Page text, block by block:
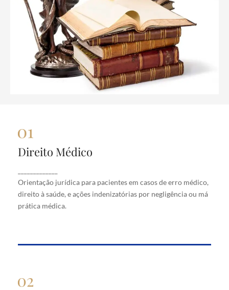
Direito Médico
Orientação jurídica para pacientes em casos de erro médico,
direito à saúde, e ações indenizatórias por negligência ou má
prática médica.
Direito Médico
erro médico, direito à saúde, e ações indenizatórias
por negligência ou má prática médica.